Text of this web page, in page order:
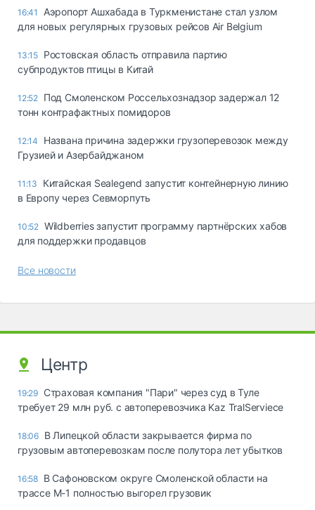
16:41
Аэропорт Ашхабада в Туркменистане стал узлом
для новых регулярных грузовых рейсов Air Belgium
13:15 Ростовская область отправила партию
субпродуктов птицы в Китай
12:52 Под Смоленском Россельхознадзор задержал 12
тонн контрафактных помидоров
12:14
Названа причина задержки грузоперевозок между
Грузией и Азербайджаном
11:13
Китайская Sealegend запустит контейнерную линию
в Европу через Севморпуть
10:52 Wildberries запустит программу партнёрских хабов
для поддержки продавцов
Все новости
Центр
19:29 Страховая компания "Пари" через суд в Туле
требует 29 млн руб. с автоперевозчика Kaz TralServiece
18:06 В Липецкой области закрывается фирма по
грузовым автоперевозкам после полутора лет убытков
16:58 В Сафоновском округе Смоленской области на
трассе М-1 полностью выгорел грузовик